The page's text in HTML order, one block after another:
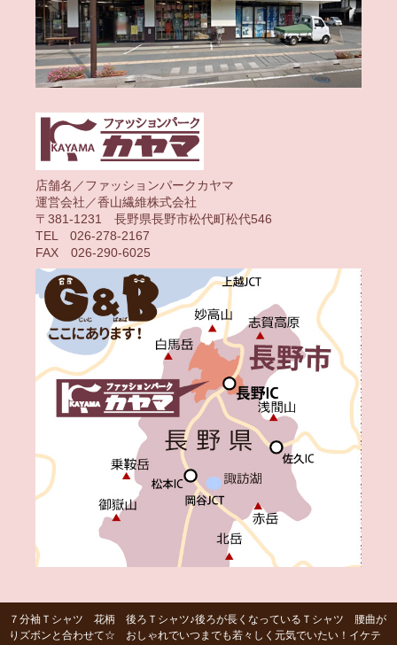
店舗名／ファッションパークカヤマ
運営会社／香山繊維株式会社
〒381-1231 長野県長野市松代町松代546
TEL 026-278-2167
FAX 026-290-6025
７分袖Ｔシャツ 花柄 後ろＴシャツ♪後ろが長くなっているＴシャツ 腰曲が
りズボンと合わせて☆ おしゃれでいつまでも若々しく元気でいたい！イケテ